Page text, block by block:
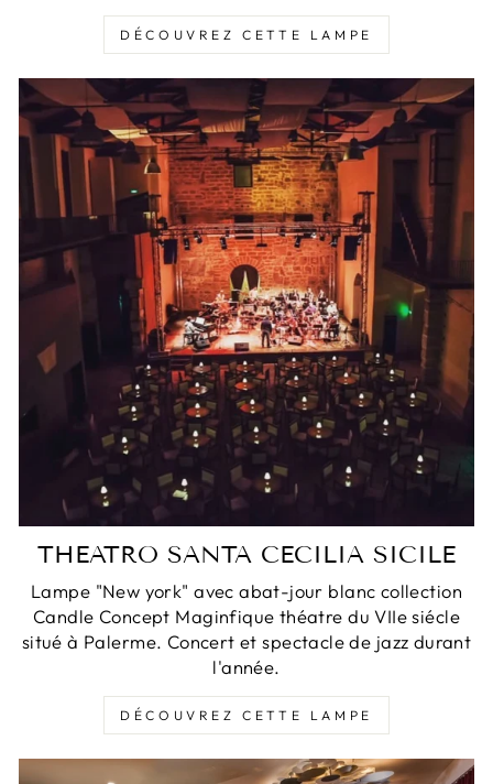
DÉCOUVREZ CETTE LAMPE
THEATRO SANTA CECILIA SICILE
Lampe "New york" avec abat-jour blanc collection
Candle Concept Maginfique théatre du VIIe siécle
situé à Palerme. Concert et spectacle de jazz durant
l'année.
DÉCOUVREZ CETTE LAMPE